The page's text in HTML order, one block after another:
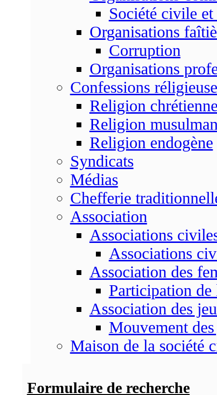
Société civile
Organisations
Corruption
Organisations
Confessions
Religion
Religion
Religion endogène
Syndicats
Médias
Chefferie
Association
Associations
Associations
Association des
Participation de
Association des
Mouvement
Maison de la société
Formulaire de recherche